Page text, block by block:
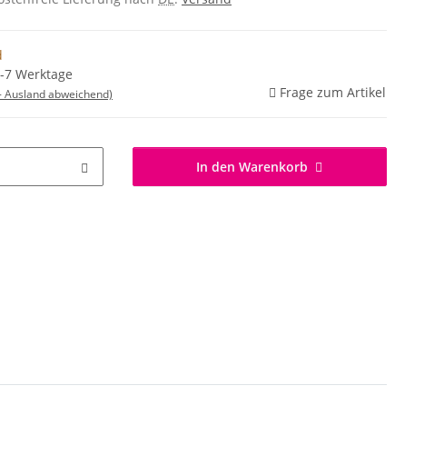
Werktage
Ausland abweichend) Frage zum Artikel
In den Warenkorb